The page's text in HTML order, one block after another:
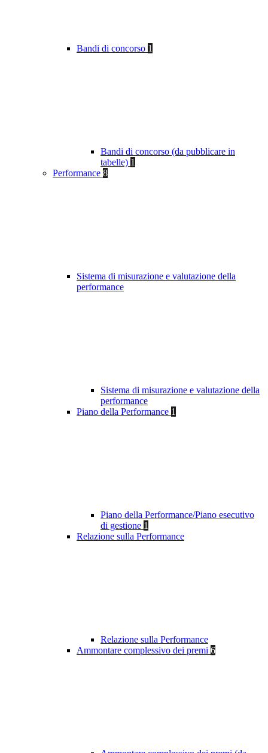
Bandi di concorso 1
Bandi di concorso (da pubblicare in
tabelle) 1
Performance 8
Sistema di misurazione e valutazione della
performance
Sistema di misurazione e valutazione della
performance
Piano della Performance 1
Piano della Performance/Piano esecutivo
di gestione 1
Relazione sulla Performance
Relazione sulla Performance
Ammontare complessivo dei premi 6